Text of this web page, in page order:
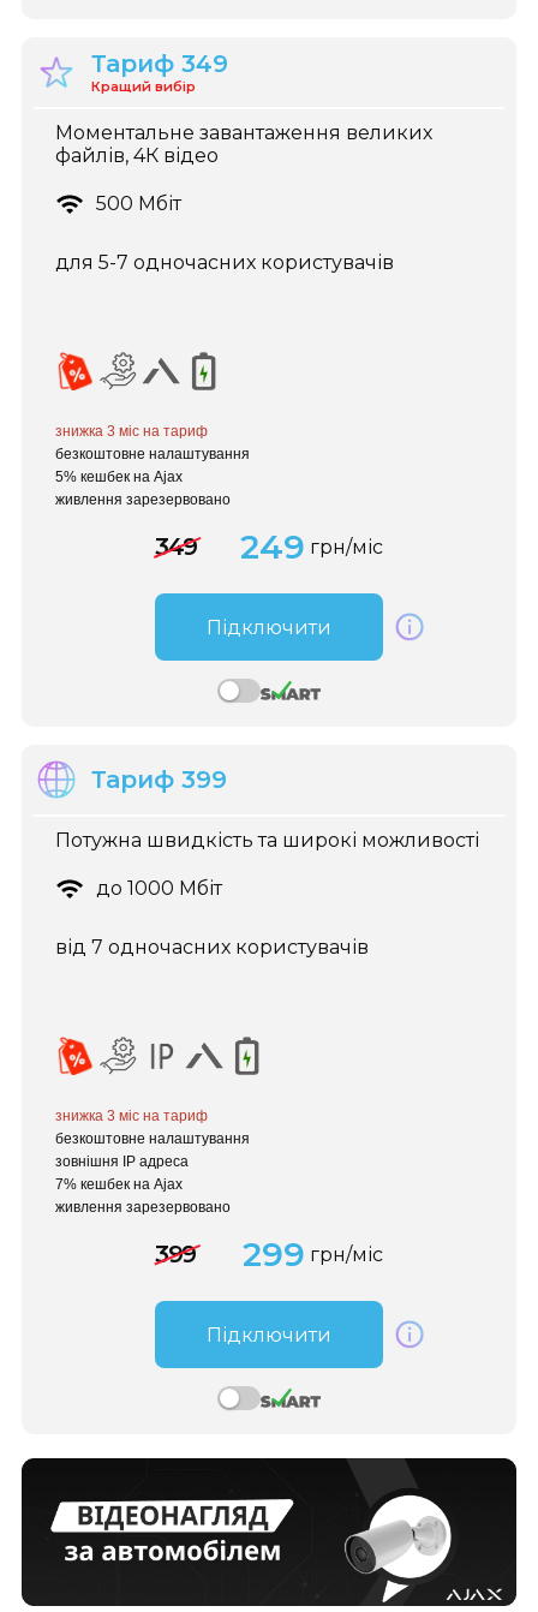
Тариф 349
Кращий вибір
Моментальне завантаження великих
файлів, 4К відео
500 Мбіт
для 5-7 одночасних користувачів
знижка 3 міс на тариф
безкоштовне налаштування
5% кешбек на Ajax
живлення зарезервовано
349 249 грн/міс
Підключити
Тариф 399
Потужна швидкість та широкі можливості
до 1000 Мбіт
від 7 одночасних користувачів
знижка 3 міс на тариф
безкоштовне налаштування
зовнішня IP адреса
7% кешбек на Ajax
живлення зарезервовано
399 299 грн/міс
Підключити